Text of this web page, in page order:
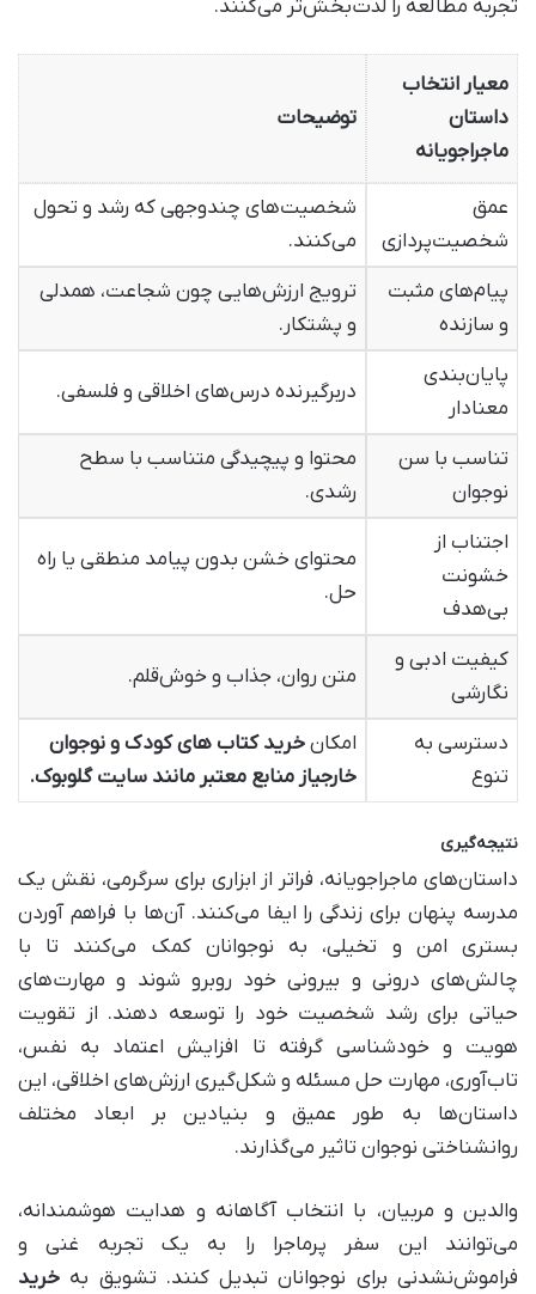
تجربه مطالعه را لذت‌بخش‌تر می‌کنند.
معیار انتخاب
داستان
ماجراجویانه
توضیحات
عمق
شخصیت‌پردازی
شخصیت‌های چندوجهی که رشد و تحول
می‌کنند.
پیام‌های مثبت
و سازنده
ترویج ارزش‌هایی چون شجاعت، همدلی
و پشتکار.
پایان‌بندی
معنادار
دربرگیرنده درس‌های اخلاقی و فلسفی.
تناسب با سن
نوجوان
محتوا و پیچیدگی متناسب با سطح
رشدی.
اجتناب از
خشونت
بی‌هدف
محتوای خشن بدون پیامد منطقی یا راه
حل.
کیفیت ادبی و
نگارشی
متن روان، جذاب و خوش‌قلم.
دسترسی به
تنوع
امکانخرید کتاب‌ های کودک و نوجوان
خارجیاز منابع معتبر مانند سایت گلوبوک.
نتیجه‌گیری
داستان‌های ماجراجویانه، فراتر از ابزاری برای سرگرمی، نقش یک
مدرسه پنهان برای زندگی را ایفا می‌کنند. آن‌ها با فراهم آوردن
بستری امن و تخیلی، به نوجوانان کمک می‌کنند تا با
چالش‌های درونی و بیرونی خود روبرو شوند و مهارت‌های
حیاتی برای رشد شخصیت خود را توسعه دهند. از تقویت
هویت و خودشناسی گرفته تا افزایش اعتماد به نفس،
تاب‌آوری، مهارت حل مسئله و شکل‌گیری ارزش‌های اخلاقی، این
داستان‌ها به طور عمیق و بنیادین بر ابعاد مختلف
روانشناختی نوجوان تاثیر می‌گذارند.
والدین و مربیان، با انتخاب آگاهانه و هدایت هوشمندانه،
می‌توانند این سفر پرماجرا را به یک تجربه غنی و
فراموش‌نشدنی برای نوجوانان تبدیل کنند. تشویق به خرید